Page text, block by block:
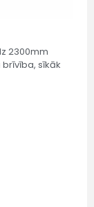
2300mm
sīkāk